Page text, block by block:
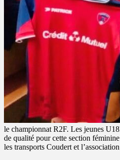
le championnat R2F. Les jeunes
de qualité pour cette section
les transports Coudert et